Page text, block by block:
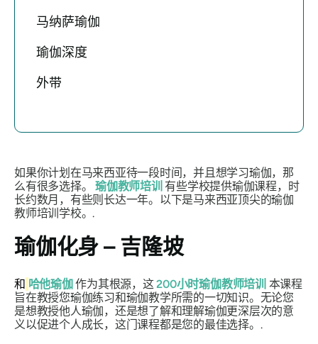
马纳萨瑜伽
瑜伽深度
外带
如果你计划在马来西亚待一段时间，并且想学习瑜伽，那
么有很多选择。瑜伽教师培训 有些学校提供瑜伽课程，时
长约数月，有些则长达一年。以下是马来西亚顶尖的瑜伽
教师培训学校。.
瑜伽化身 – 吉隆坡
和 哈他瑜伽作为其根源，这200小时瑜伽教师培训 本课程
旨在教授您瑜伽练习和瑜伽教学所需的一切知识。无论您
是想教授他人瑜伽，还是想了解和理解瑜伽更深层次的意
义以促进个人成长，这门课程都是您的最佳选择。.